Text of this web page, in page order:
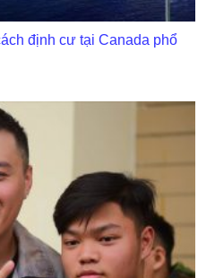
định cư tại Canada phổ